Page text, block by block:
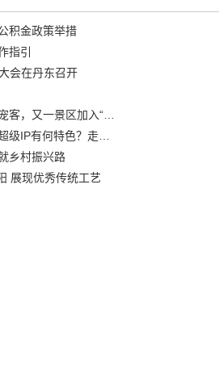
积金政策举措
指引
会在丹东召开
“38+1”！沈阳文旅听劝、宠客，又一景区加入“东北超”优惠名单！
全国首个跨省区城市足球超级IP有何特色？走进沈阳现场去看看
乡村振兴路
展现优秀传统工艺